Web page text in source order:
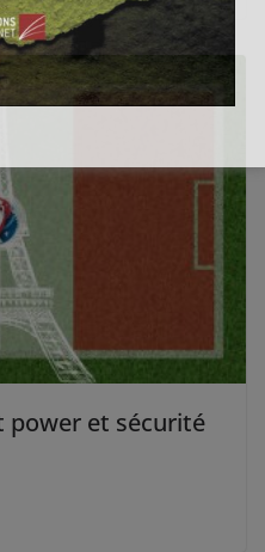
power et sécurité